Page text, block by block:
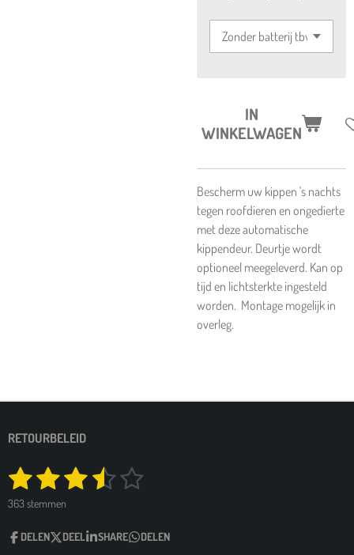
IN
WINKELWAGEN
Bescherm uw kippen 's nachts
tegen roofdieren en ongedierte
met deze automatische
kippendeur. Deurtje wordt
optioneel meegeleverd. Kan op
tijd en lichtsterkte ingesteld
worden. Montage mogelijk in
overleg.
RETOURBELEID
R
t
n
1
s
t
2
s
t
3
s
t
4
t
5
t
e
363 stemmen
DELEN DEEL SHARE
DELEN